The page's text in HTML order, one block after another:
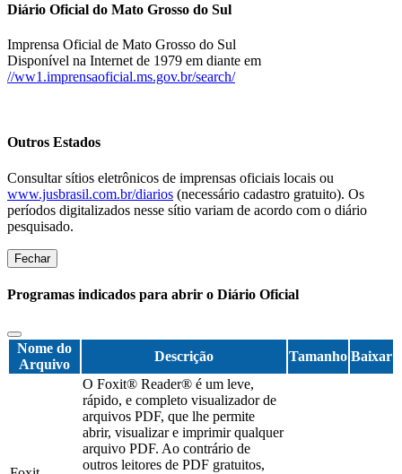
Diário Oficial do Mato Grosso do Sul
Imprensa Oficial de Mato Grosso do Sul
Disponível na Internet de 1979 em diante em
//ww1.imprensaoficial.ms.gov.br/search/
Outros Estados
Consultar sítios eletrônicos de imprensas oficiais locais ou
www.jusbrasil.com.br/diarios (necessário cadastro gratuito). Os
períodos digitalizados nesse sítio variam de acordo com o diário
pesquisado.
Fechar
Programas indicados para abrir o Diário Oficial
Nome do
Arquivo
Descrição Tamanho Baixar
O Foxit® Reader® é um leve,
rápido, e completo visualizador de
arquivos PDF, que lhe permite
abrir, visualizar e imprimir qualquer
arquivo PDF. Ao contrário de
outros leitores de PDF gratuitos,